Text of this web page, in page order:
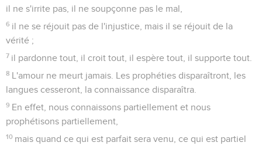
il ne s'irrite pas, il ne soupçonne pas le mal,
6 il ne se réjouit pas de l'injustice, mais il se réjouit de la
vérité ;
7 il pardonne tout, il croit tout, il espère tout, il supporte tout.
8 L'amour ne meurt jamais. Les prophéties disparaîtront, les
langues cesseront, la connaissance disparaîtra.
9 En effet, nous connaissons partiellement et nous
prophétisons partiellement,
10 mais quand ce qui est parfait sera venu, ce qui est partiel